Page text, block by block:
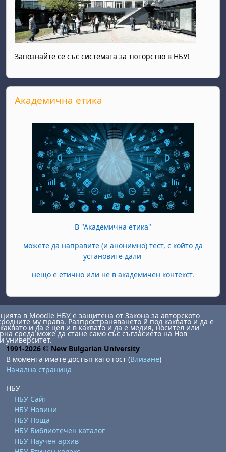
Запознайте се със системата за тюторство в НБУ!
Прескочи Академична етика
Академична етика
В "Академична етика"
можете да направите (и анонимно) тест, с който да
установите дали
нещо е етично или не в академичен контекст.
в Moodle НБУ е защитена от Закона за авторското
му права. Разпространяването й под каквато и да е
и да е цел и в каквато и да е медия, носител или
среда може да стане само със съгласието на Нов
университет.
1991-2026 © New Bulgarian University
В момента имате достъп като гост (Влизане)
Начална страница
НБУ
НБУ Сайт
НБУ Новини
НБУ Поща
НБУ Библиотечен каталог
НБУ Научен архив